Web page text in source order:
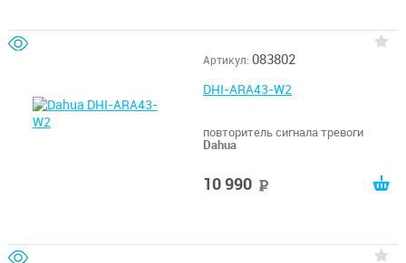
Артикул: 083802
DHI-ARA43-W2
повторитель сигнала тревоги
Dahua
10 990